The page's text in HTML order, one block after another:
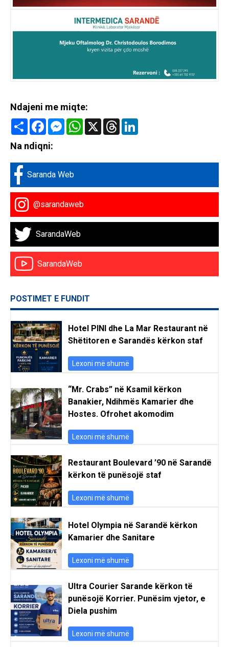
Ndajeni me miqte:
Share FacebookMessenger
WhatsApp
X Threads
Na ndiqni:
Saranda Web
@sarandaweb
SarandaWeb
SarandaWeb
POSTIMET E FUNDIT
Hotel PINI dhe La Mar Restaurant në
Shëtitoren e Sarandës kërkon staf
Lexoni më shumë
“Mr. Crabs” në Ksamil kërkon
Banakier, Ndihmës Kamarier dhe
Hostes. Ofrohet akomodim
Lexoni më shumë
Restaurant Boulevard ’90 në Sarandë
kërkon të punësojë staf
Lexoni më shumë
Hotel Olympia në Sarandë kërkon
Kamarier dhe Sanitare
Lexoni më shumë
Ultra Courier Sarande kërkon të
punësojë Korrier. Punësim vjetor, e
Diela pushim
Lexoni më shumë